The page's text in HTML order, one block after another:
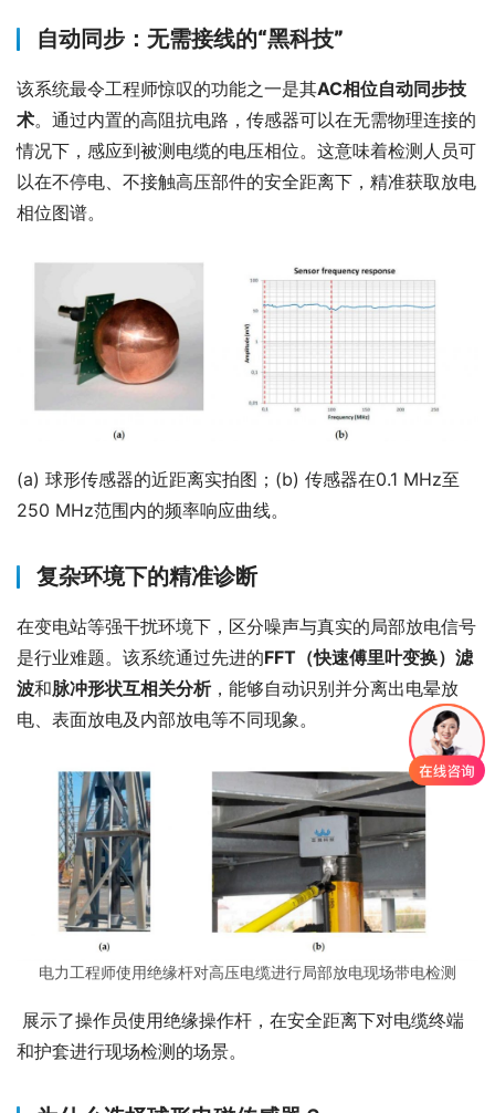
自动同步：无需接线的“黑科技”
该系统最令工程师惊叹的功能之一是其AC相位自动同步技
术。通过内置的高阻抗电路，传感器可以在无需物理连接的
情况下，感应到被测电缆的电压相位。这意味着检测人员可
以在不停电、不接触高压部件的安全距离下，精准获取放电
相位图谱。
(a) 球形传感器的近距离实拍图；(b) 传感器在0.1 MHz至
250 MHz范围内的频率响应曲线。
复杂环境下的精准诊断
在变电站等强干扰环境下，区分噪声与真实的局部放电信号
是行业难题。该系统通过先进的FFT（快速傅里叶变换）滤
波和脉冲形状互相关分析，能够自动识别并分离出电晕放
电、表面放电及内部放电等不同现象。
电力工程师使用绝缘杆对高压电缆进行局部放电现场带电检测
展示了操作员使用绝缘操作杆，在安全距离下对电缆终端
和护套进行现场检测的场景。